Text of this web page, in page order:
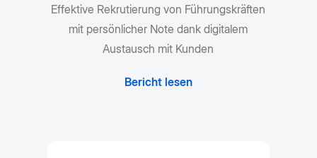
Effektive Rekrutierung von Führungskräften
mit persönlicher Note dank digitalem
Austausch mit Kunden
Bericht lesen